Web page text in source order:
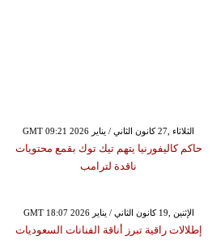
GMT 09:21 2026 الثلاثاء ,27 كانون الثاني / يناير
حاكم كاليفورنيا يتهم تيك توك بقمع محتويات
ناقدة لترامب
GMT 18:07 2026 الإثنين ,19 كانون الثاني / يناير
إطلالات راقية تبرز أناقة الفنانات السعوديات